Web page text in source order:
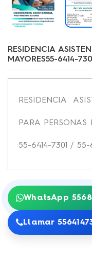
RESIDENCIA
MAYORES55-6414-
RESIDENCIA
PARA PERSONAS
55-6414-7301 /
WhatsApp
Llamar